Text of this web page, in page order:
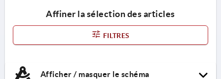
Affiner la sélection des articles
FILTRES
Afficher / masquer le schéma